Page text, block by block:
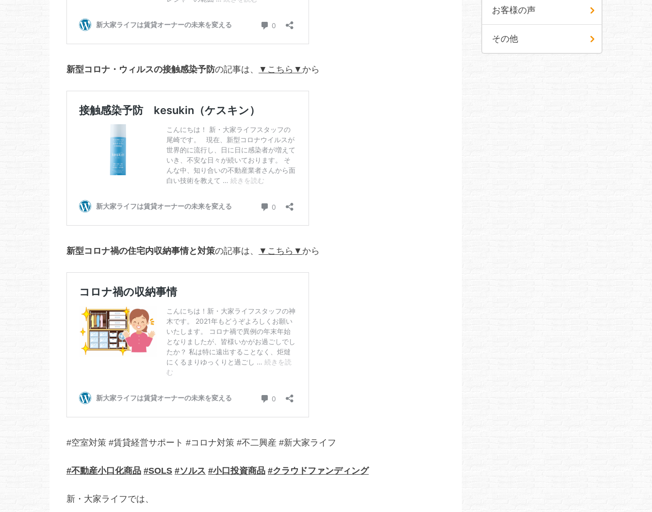
新型コロナ・ウィルスの接触感染予防の記事は、 ▼こちら▼ から
新型コロナ禍の住宅内収納事情と対策の記事は、 ▼こちら▼ から
#空室対策 #賃貸経営サポート #コロナ対策 #不二興産 #新大家ライフ
#不動産小口化商品 #SOLS #ソルス #小口投資商品 #クラウドファンディング
新・大家ライフでは、
お客様の声
その他